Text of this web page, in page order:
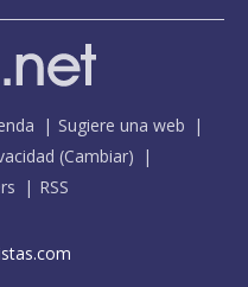
Sugiere una web
(Cambiar)
RSS